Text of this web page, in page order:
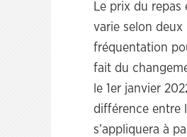
Le prix du repas
varie selon
fréquentation
fait du
le 1er janvier
différence entre
s’appliquera à